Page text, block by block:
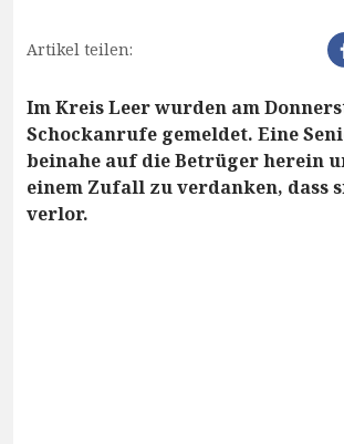
Artikel teilen:
Im Kreis Leer wurden am
Schockanrufe gemeldet. Eine
beinahe auf die Betrüger herein
einem Zufall zu verdanken, dass
verlor.